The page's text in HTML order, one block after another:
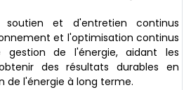
soutien et d'entretien continus
et l'optimisation continus
gestion de l'énergie, aidant les
des résultats durables en
de l'énergie à long terme.